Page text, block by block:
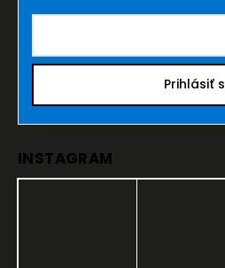
Prihlásiť
INSTAGRAM